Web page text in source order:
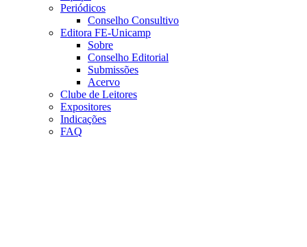
Periódicos
Conselho Consultivo
Editora FE-Unicamp
Sobre
Conselho Editorial
Submissões
Acervo
Clube de Leitores
Expositores
Indicações
FAQ